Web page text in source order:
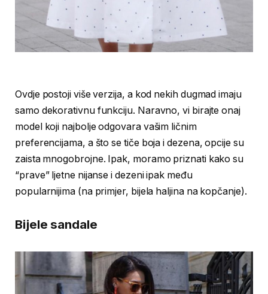
Ovdje postoji više verzija, a kod nekih dugmad imaju
samo dekorativnu funkciju. Naravno, vi birajte onaj
model koji najbolje odgovara vašim ličnim
preferencijama, a što se tiče boja i dezena, opcije su
zaista mnogobrojne. Ipak, moramo priznati kako su
“prave” ljetne nijanse i dezeni ipak među
popularnijima (na primjer, bijela haljina na kopčanje).
Bijele sandale